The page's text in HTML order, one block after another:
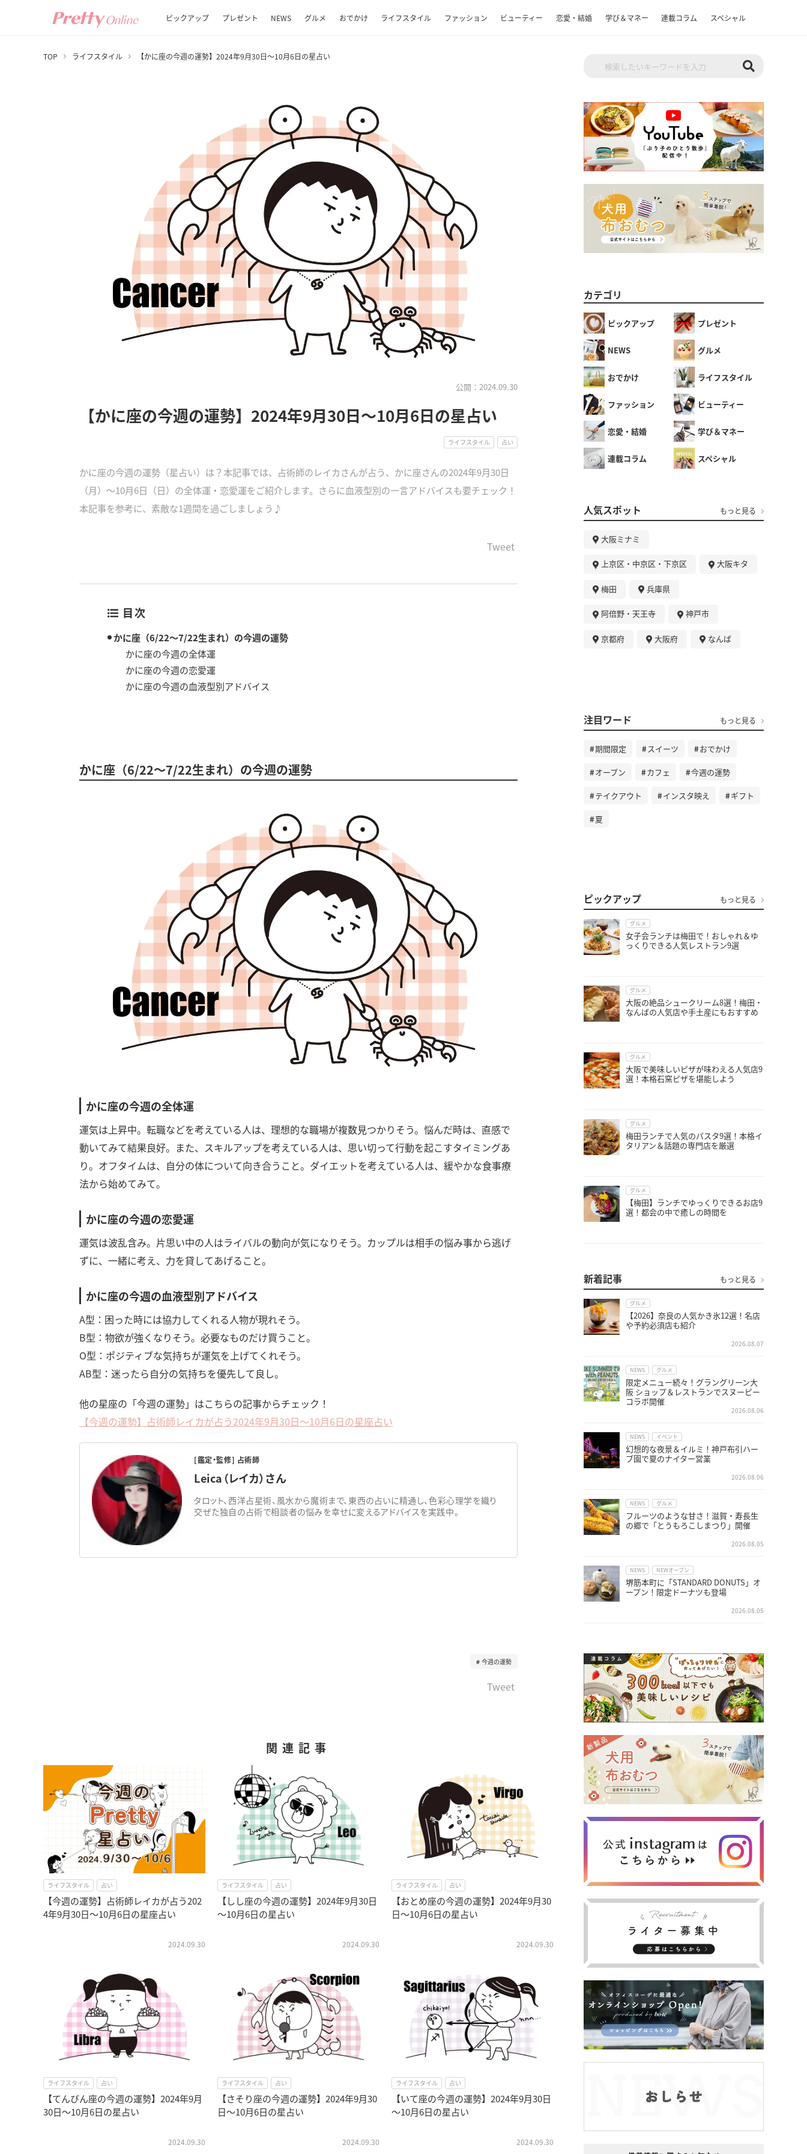
ピックアップ プレゼント NEWS グルメ おでかけ ライフスタイル ファッション ビューティー 恋愛・結婚 学び＆マネー 連載コラム スペシャル
TOP ライフスタイル 【かに座の今週の運勢】2024年9月30日～10月6日の星占い
公開：2024.09.30
【かに座の今週の運勢】2024年9月30日～10月6日の星占い
ライフスタイル 占い
かに座の今週の運勢（星占い）は？本記事では、占術師のレイカさんが占う、かに座さんの2024年9月30日
（月）〜10月6日（日）の全体運・恋愛運をご紹介します。さらに血液型別の一言アドバイスも要チェック！
本記事を参考に、素敵な1週間を過ごしましょう♪
Tweet
目次
かに座（6/22～7/22生まれ）の今週の運勢
かに座の今週の全体運
かに座の今週の恋愛運
かに座の今週の血液型別アドバイス
かに座（6/22～7/22生まれ）の今週の運勢
かに座の今週の全体運
運気は上昇中。転職などを考えている人は、理想的な職場が複数見つかりそう。悩んだ時は、直感で
動いてみて結果良好。また、スキルアップを考えている人は、思い切って行動を起こすタイミングあ
り。オフタイムは、自分の体について向き合うこと。ダイエットを考えている人は、緩やかな食事療
法から始めてみて。
かに座の今週の恋愛運
運気は波乱含み。片思い中の人はライバルの動向が気になりそう。カップルは相手の悩み事から逃げ
ずに、一緒に考え、力を貸してあげること。
かに座の今週の血液型別アドバイス
A型：困った時には協力してくれる人物が現れそう。
B型：物欲が強くなりそう。必要なものだけ買うこと。
O型：ポジティブな気持ちが運気を上げてくれそう。
AB型：迷ったら自分の気持ちを優先して良し。
他の星座の「今週の運勢」はこちらの記事からチェック！
【今週の運勢】占術師レイカが占う2024年9月30日～10月6日の星座占い
[鑑定・監修] 占術師
Leica（レイカ）さん
タロット、西洋占星術、風水から魔術まで、東西の占いに精通し、色彩心理学を織り
交ぜた独自の占術で相談者の悩みを幸せに変えるアドバイスを実践中。
今週の運勢
Tweet
関連記事
ライフスタイル 占い
【今週の運勢】占術師レイカが占う202
4年9月30日～10月6日の星座占い
2024.09.30
ライフスタイル 占い
【しし座の今週の運勢】2024年9月30日
～10月6日の星占い
2024.09.30
ライフスタイル 占い
【おとめ座の今週の運勢】2024年9月30
日～10月6日の星占い
2024.09.30
ライフスタイル 占い
【てんびん座の今週の運勢】2024年9月
30日～10月6日の星占い
2024.09.30
ライフスタイル 占い
【さそり座の今週の運勢】2024年9月30
日～10月6日の星占い
2024.09.30
ライフスタイル 占い
【いて座の今週の運勢】2024年9月30日
～10月6日の星占い
2024.09.30
カテゴリ
ピックアップ プレゼント
NEWS グルメ
おでかけ ライフスタイル
ファッション ビューティー
恋愛・結婚 学び＆マネー
連載コラム スペシャル
人気スポット もっと見る
大阪ミナミ
上京区・中京区・下京区 大阪キタ
梅田 兵庫県
阿倍野・天王寺 神戸市
京都府 大阪府 なんば
注目ワード もっと見る
期間限定 スイーツ おでかけ
オープン カフェ 今週の運勢
テイクアウト インスタ映え ギフト
夏
ピックアップ もっと見る
グルメ
女子会ランチは梅田で！おしゃれ＆ゆ
っくりできる人気レストラン9選
グルメ
大阪の絶品シュークリーム8選！梅田・
なんばの人気店や手土産にもおすすめ
グルメ
大阪で美味しいピザが味わえる人気店9
選！本格石窯ピザを堪能しよう
グルメ
梅田ランチで人気のパスタ9選！本格イ
タリアン＆話題の専門店を厳選
グルメ
【梅田】ランチでゆっくりできるお店9
選！都会の中で癒しの時間を
新着記事 もっと見る
グルメ
【2026】奈良の人気かき氷12選！名店
や予約必須店も紹介
2026.08.07
NEWS グルメ
限定メニュー続々！グラングリーン大
阪 ショップ＆レストランでスヌーピー
コラボ開催
2026.08.06
NEWS イベント
幻想的な夜景＆イルミ！神戸布引ハー
ブ園で夏のナイター営業
2026.08.06
NEWS グルメ
フルーツのような甘さ！滋賀・寿長生
の郷で「とうもろこしまつり」開催
2026.08.05
NEWS NEWオープン
堺筋本町に「STANDARD DONUTS」オ
ープン！限定ドーナツも登場
2026.08.05